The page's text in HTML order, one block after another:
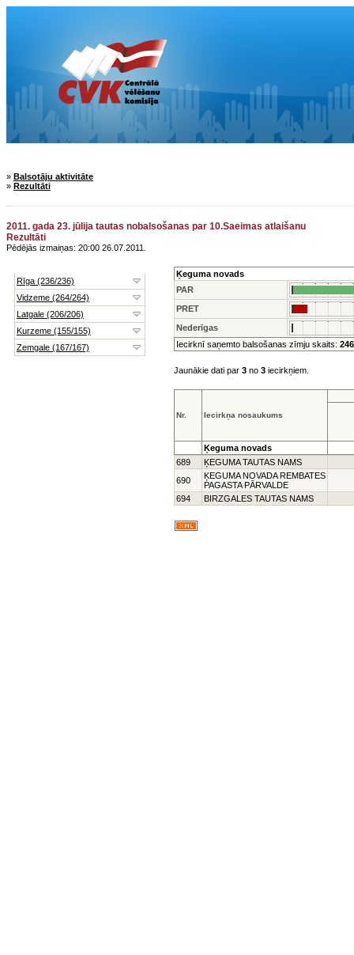
» Balsotāju aktivitāte
» Rezultāti
2011. gada 23. jūlija tautas nobalsošanas par 10.Saeimas atlaišanu
Rezultāti
Pēdējās izmaiņas: 20:00 26.07.2011.
Ķeguma novads
PAR
PRET
Nederīgas
Iecirknī saņemto balsošanas zīmju skaits:
Jaunākie dati par 3 no 3 iecirkņiem.
Nr. Iecirkņa nosaukums
Ķeguma novads
689
ĶEGUMA TAUTAS NAMS
690
ĶEGUMA NOVADA REMBATES
PAGASTA PĀRVALDE
694
BIRZGALES TAUTAS NAMS